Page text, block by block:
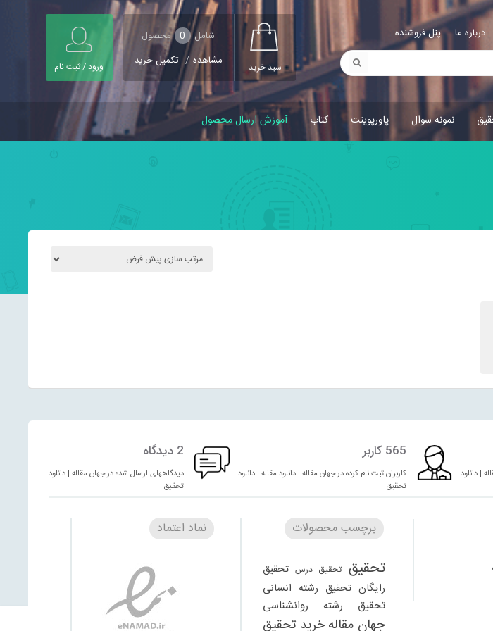
درباره ما پنل فروشنده
سبد خرید
شامل 0 محصول
مشاهده / تکمیل خرید ورود / ثبت نام
نمونه سوال پاورپوینت کتاب آموزش ارسال محصول
| دانلود
565 کاربر
کاربران ثبت نام کرده در جهان مقاله | دانلود مقاله | دانلود
تحقیق
2 دیدگاه
دیدگاههای ارسال شده در جهان مقاله | دانلود مقاله | دانلود
تحقیق
برچسب محصولات
تحقیق تحقیق درس تحقیق
رایگان تحقیق رشته انسانی
تحقیق رشته روانشناسی
جهان مقالهخرید تحقیق
نماد اعتماد